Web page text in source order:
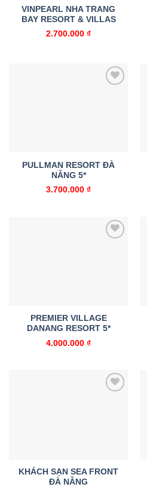
VINPEARL NHA TRANG
BAY RESORT & VILLAS
2.700.000 ₫
PULLMAN RESORT ĐÀ
NẴNG 5*
3.700.000 ₫
PREMIER VILLAGE
DANANG RESORT 5*
4.000.000 ₫
KHÁCH SẠN SEA FRONT
ĐÀ NẴNG